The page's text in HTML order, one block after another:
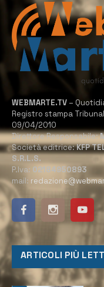
WEBMARTE.TV –
Registro stampa
09/04/2010
Direttore Responsabile:
Società editrice:KFP
S.R.L.S.
P.Iva: 02184950893
mail:
ARTICOLI PIÙ